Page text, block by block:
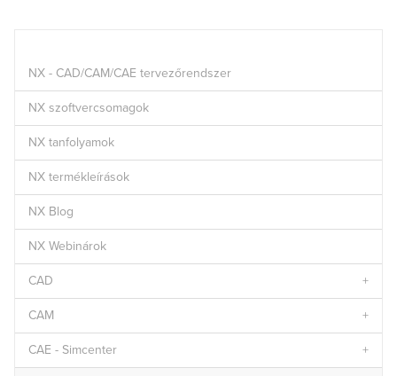
NX - CAD/CAM/CAE tervezőrendszer
NX szoftvercsomagok
NX tanfolyamok
NX termékleírások
NX Blog
NX Webinárok
CAD
CAM
CAE - Simcenter